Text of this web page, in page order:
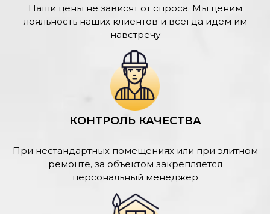
Наши цены не зависят от спроса. Мы ценим
лояльность наших клиентов и всегда идем им
навстречу
КОНТРОЛЬ КАЧЕСТВА
При нестандартных помещениях или при элитном
ремонте, за объектом закрепляется
персональный менеджер